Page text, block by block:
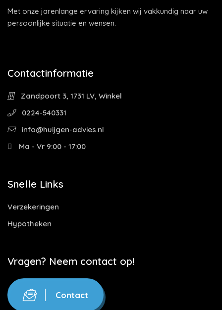
Met onze jarenlange ervaring kijken wij vakkundig naar uw
persoonlijke situatie en wensen.
Contactinformatie
Zandpoort 3, 1731 LV, Winkel
0224-540331
info@huijgen-advies.nl
Ma - Vr 9:00 - 17:00
Snelle Links
Verzekeringen
Hypotheken
Vragen? Neem contact op!
Contact